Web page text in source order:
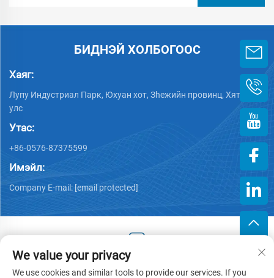
БИДНЭЙ ХОЛБОГООС
Хаяг:
Лупу Индустриал Парк, Юхуан хот, Зheжийн провинц, Хятад
улс
Утас:
+86-0576-87375599
Имэйл:
Company E-mail: [email protected]
Хууль тогтоогдсон эрх © 2025 Зэцзин Хэнгжийн Пластик
We value your privacy
We use cookies and similar tools to provide our services. If you